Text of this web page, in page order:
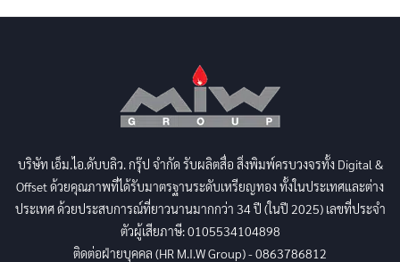
บริษัท เอ็ม.ไอ.ดับบลิว. กรุ๊ป จำกัด รับผลิตสื่อ สิ่งพิมพ์ครบวงจรทั้ง Digital &
Offset ด้วยคุณภาพที่ได้รับมาตรฐานระดับเหรียญทอง ทั้งในประเทศและต่าง
ประเทศ ด้วยประสบการณ์ที่ยาวนานมากกว่า 34 ปี (ในปี 2025) เลขที่ประจำ
ตัวผู้เสียภาษี: 0105534104898
ติดต่อฝ่ายบุคคล (HR M.I.W Group) - 0863786812